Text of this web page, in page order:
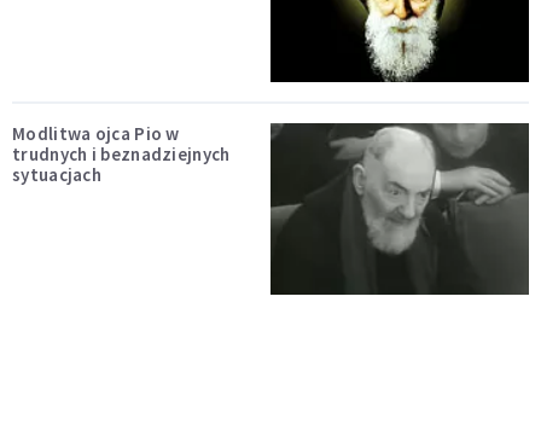
Modlitwa ojca Pio w
trudnych i beznadziejnych
sytuacjach